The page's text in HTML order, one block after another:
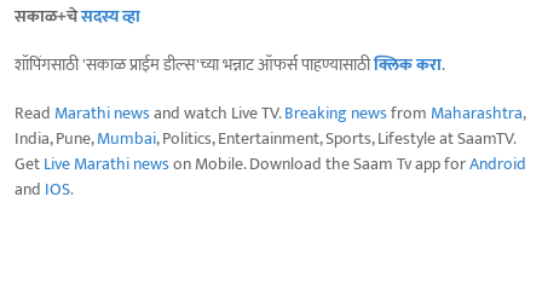
सकाळ+चेसदस्य व्हा
शॉपिंगसाठी 'सकाळ प्राईम डील्स'च्या भन्नाट ऑफर्स पाहण्यासाठीक्लिक करा.
Read Marathi newsand watch Live TV.Breaking newsfrom Maharashtra,
India, Pune,Mumbai, Politics, Entertainment, Sports, Lifestyle at SaamTV.
GetLive Marathi newson Mobile. Download the Saam Tv app forAndroid
and IOS.